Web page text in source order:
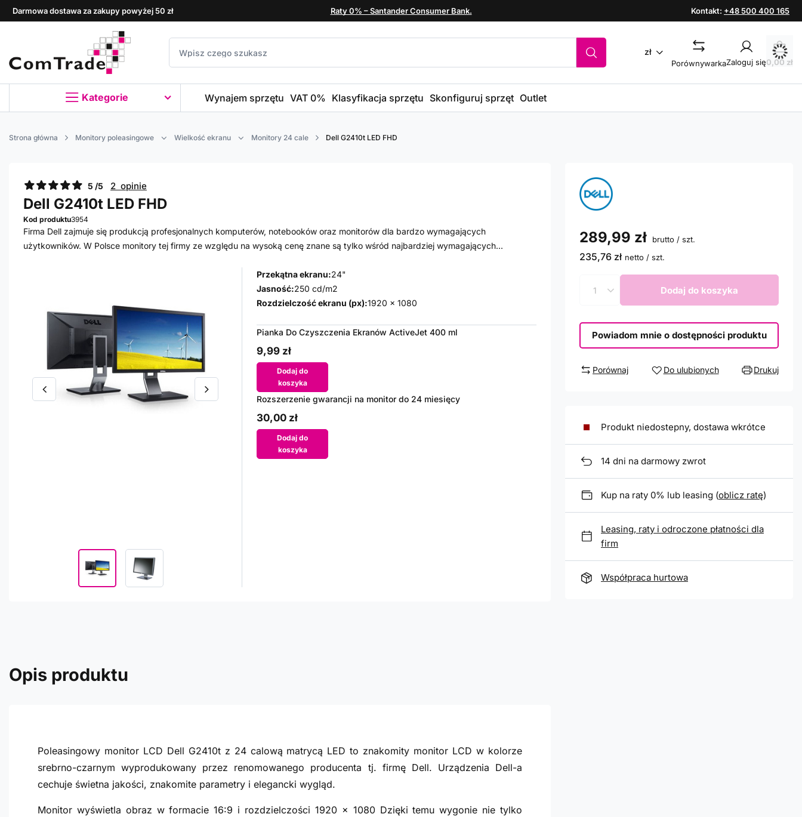
Darmowa dostawa za zakupy powyżej 50 zł Raty 0% – Santander Consumer Bank. Kontakt: +48 500 400 165
zł
PorównywarkaZaloguj się0,00 zł
Kategorie Wynajem sprzętu VAT 0% Klasyfikacja sprzętu Skonfiguruj sprzęt Outlet
Strona główna Monitory poleasingowe Wielkość ekranu Monitory 24 cale Dell G2410t LED FHD
5 /5 2 opinie
Dell G2410t LED FHD
Kod produktu3954
Firma Dell zajmuje się produkcją profesjonalnych komputerów, notebooków oraz monitorów dla bardzo wymagających
użytkowników. W Polsce monitory tej firmy ze względu na wysoką cenę znane są tylko wśród najbardziej wymagających...
Przekątna ekranu:24"
Jasność:250 cd/m2
Rozdzielczość ekranu (px):1920 x 1080
Pianka Do Czyszczenia Ekranów ActiveJet 400 ml
9,99 zł
Dodaj do
koszyka
Rozszerzenie gwarancji na monitor do 24 miesięcy
30,00 zł
Dodaj do
koszyka
289,99 zł brutto / szt.
235,76 zł netto / szt.
Dodaj do koszyka
Powiadom mnie o dostępności produktu
Porównaj Do ulubionych Drukuj
Produkt niedostepny, dostawa wkrótce
14 dni na darmowy zwrot
Kup na raty 0% lub leasing (oblicz ratę)
Leasing, raty i odroczone płatności dla
firm
Współpraca hurtowa
Opis produktu
Poleasingowy monitor LCD Dell G2410t z 24 calową matrycą LED to znakomity monitor LCD w kolorze
srebrno-czarnym wyprodukowany przez renomowanego producenta tj. firmę Dell. Urządzenia Dell-a
cechuje świetna jakości, znakomite parametry i elegancki wygląd.
Monitor wyświetla obraz w formacie 16:9 i rozdzielczości 1920 x 1080 Dzięki temu wygonie nie tylko